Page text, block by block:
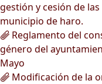
gestión y cesión de
municipio de haro.
Reglamento del
género del
Mayo
Modificación de la